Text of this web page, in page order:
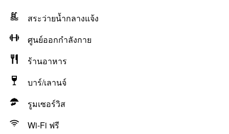
สระว่ายน้ำกลางแจ้ง
ศูนย์ออกกำลังกาย
ร้านอาหาร
บาร์/เลานจ์
รูมเซอร์วิส
Wi-Fi ฟรี